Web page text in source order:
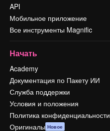
API
Мобильное приложение
Все инструменты Magnific
Начать
Academy
Документация по Пакету ИИ
Служба поддержки
Условия и положения
Политика конфиденциальности
Оригиналы Новое